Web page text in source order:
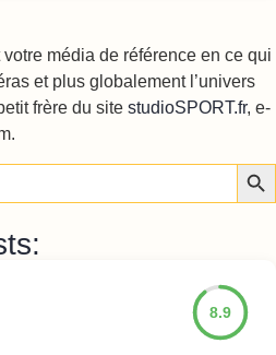
votre média de référence en ce qui
et plus globalement l’univers
frère du site studioSPORT.fr, e-
8.9